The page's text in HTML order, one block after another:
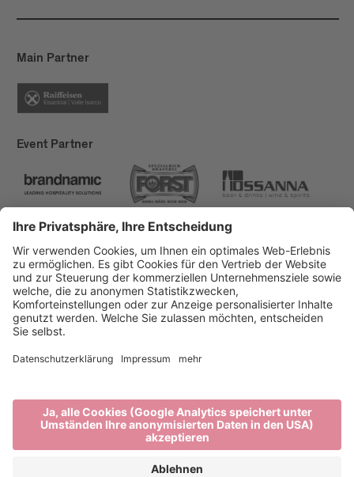
Main Partner
Event Partner
Brixen Tourismus
Privacy
Impressum
Förderungen
produced by